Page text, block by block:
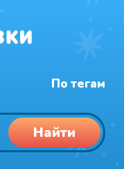
По тегам
Найти